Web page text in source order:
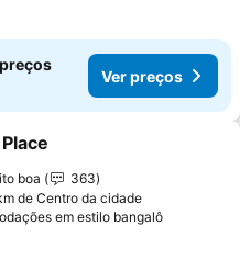
Ver preços
aos favoritos
boa
363
de Centro da cidade
em estilo bangalô